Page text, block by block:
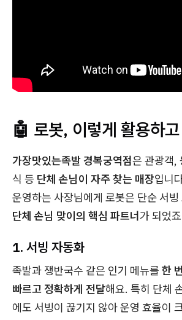
🤖 로봇, 이렇게 활용하
가장맛있는족발 경복궁역점은 관광객,
식 등 단체 손님이 자주 찾는 매장입니
운영하는 사장님에게 로봇은 단순 서
단체 손님 맞이의 핵심 파트너가 되었
1. 서빙 자동화
족발과 쟁반국수 같은 인기 메뉴를 한
빠르고 정확하게 전달해요. 특히 단체
에도 서빙이 끊기지 않아 운영 효율이